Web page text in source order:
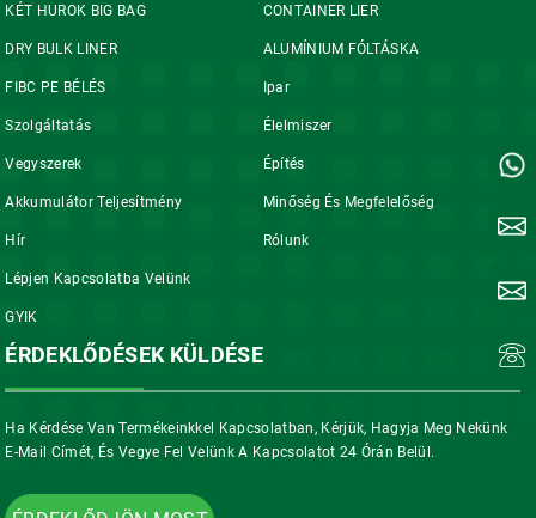
KÉT HUROK BIG BAG CONTAINER LIER
DRY BULK LINER ALUMÍNIUM FÓLTÁSKA
FIBC PE BÉLÉS Ipar
Szolgáltatás Élelmiszer
Vegyszerek Építés
Akkumulátor Teljesítmény Minőség És Megfelelőség
Hír Rólunk
Lépjen Kapcsolatba Velünk
GYIK
ÉRDEKLŐDÉSEK KÜLDÉSE
Ha Kérdése Van Termékeinkkel Kapcsolatban, Kérjük, Hagyja Meg Nekünk
E-Mail Címét, És Vegye Fel Velünk A Kapcsolatot 24 Órán Belül.